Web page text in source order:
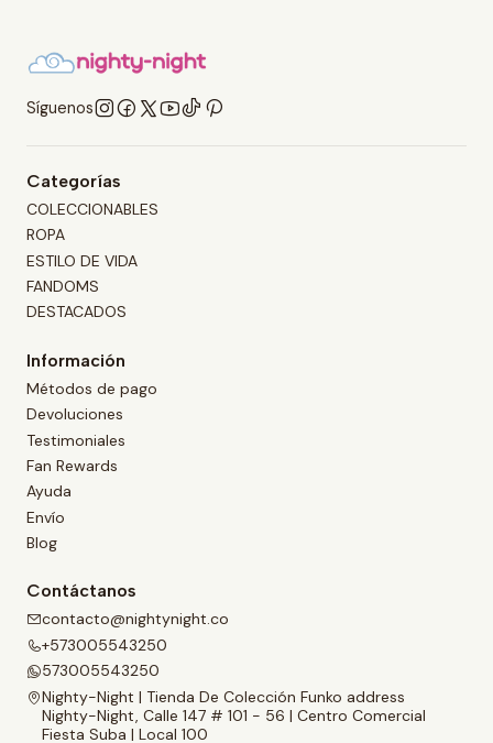
Síguenos
Categorías
COLECCIONABLES
ROPA
ESTILO DE VIDA
FANDOMS
DESTACADOS
Información
Métodos de pago
Devoluciones
Testimoniales
Fan Rewards
Ayuda
Envío
Blog
Contáctanos
contacto@nightynight.co
+573005543250
573005543250
Nighty-Night | Tienda De Colección Funko address
Nighty-Night, Calle 147 # 101 - 56 | Centro Comercial
Fiesta Suba | Local 100